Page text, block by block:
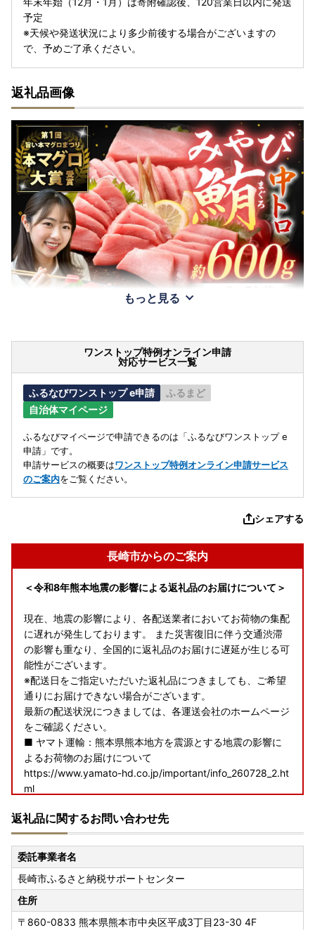
予定
※天候や発送状況により多少前後する場合がございますの
で、予めご了承ください。
返礼品画像
もっと見る
ワンストップ特例オンライン申請
対応サービス一覧
ふるなびワンストップ e申請
ふるまど
自治体マイページ
ふるなびマイページで申請できるのは「ふるなびワンストップ e
申請」です。
申請サービスの概要はワンストップ特例オンライン申請サービス
のご案内をご覧ください。
シェアする
長崎市からのご案内
＜令和8年熊本地震の影響による返礼品のお届けについて＞
現在、地震の影響により、各配送業者においてお荷物の集配
に遅れが発生しております。 また災害復旧に伴う交通渋滞
の影響も重なり、全国的に返礼品のお届けに遅延が生じる可
能性がございます。
※配送日をご指定いただいた返礼品につきましても、ご希望
通りにお届けできない場合がございます。
最新の配送状況につきましては、各運送会社のホームページ
をご確認ください。
■ ヤマト運輸：熊本県熊本地方を震源とする地震の影響に
よるお荷物のお届けについて
https://www.yamato-hd.co.jp/important/info_260728_2.ht
ml
https://www2.sagawa-exp.co.jp/information/detail/406/
■ 日本郵便（ゆうパック）：熊本県熊本地方を震源とする
地震の影響について
https://www.post.japanpost.jp/newsrelease/pressrelease/
9879629480.html
寄附者の皆様にはご不便、ご迷惑をおかけし誠に申し訳ござ
いませんが、何卒ご理解賜りますようお願い申し上げます。
返礼品に関するお問い合わせ先
委託事業者名
長崎市ふるさと納税サポートセンター
住所
〒860-0833 熊本県熊本市中央区平成3丁目23-30 4F